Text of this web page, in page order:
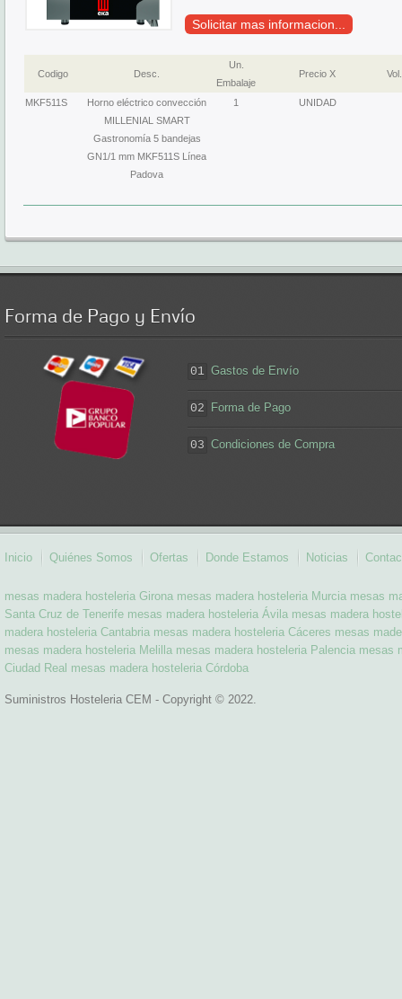
Solicitar mas informacion...
Codigo Desc.
Un.
Embalaje
Precio X Vol.
MKF511S
Horno eléctrico convección
MILLENIAL SMART
Gastronomía 5 bandejas
GN1/1 mm MKF511S Línea
Padova
1 UNIDAD
Forma de Pago y Envío
01 Gastos de Envío
02 Forma de Pago
03 Condiciones de Compra
Inicio Quiénes Somos Ofertas Donde Estamos Noticias
mesas madera hosteleria Girona mesas madera hosteleria Murcia mesas
Santa Cruz de Tenerife mesas madera hosteleria Ávila mesas madera
madera hosteleria Cantabria mesas madera hosteleria Cáceres mesas
mesas madera hosteleria Melilla mesas madera hosteleria Palencia mesas
Ciudad Real mesas madera hosteleria Córdoba
Suministros Hosteleria CEM - Copyright © 2022.